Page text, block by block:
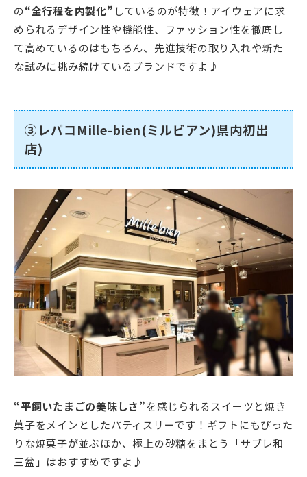
の“全行程を内製化” しているのが特徴！アイウェアに求
められるデザイン性や機能性、ファッション性を徹底し
て高めているのはもちろん、先進技術の取り入れや新た
な試みに挑み続けているブランドですよ♪
③レパコMille-bien(ミルビアン)県内初出
店)
“平飼いたまごの美味しさ”を感じられるスイーツと焼き
菓子をメインとしたパティスリーです！ギフトにもぴった
りな焼菓子が並ぶほか、極上の砂糖をまとう「サブレ和
三盆」はおすすめですよ♪